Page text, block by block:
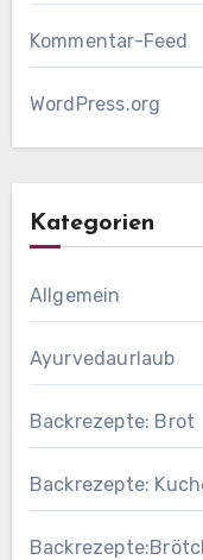
Kommentar-Feed
WordPress.org
Kategorien
Allgemein
Ayurvedaurlaub
Backrezepte: Brot
Backrezepte: